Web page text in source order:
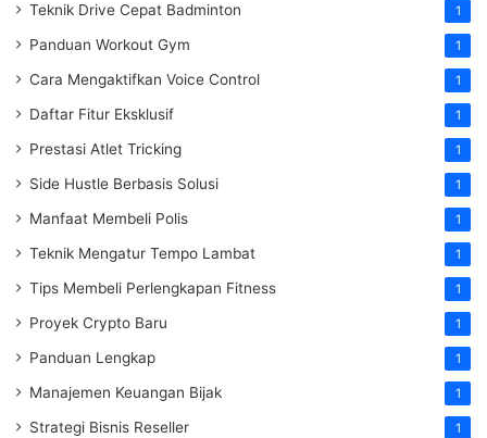
Teknik Drive Cepat Badminton 1
Panduan Workout Gym 1
Cara Mengaktifkan Voice Control 1
Daftar Fitur Eksklusif 1
Prestasi Atlet Tricking 1
Side Hustle Berbasis Solusi 1
Manfaat Membeli Polis 1
Teknik Mengatur Tempo Lambat 1
Tips Membeli Perlengkapan Fitness 1
Proyek Crypto Baru 1
Panduan Lengkap 1
Manajemen Keuangan Bijak 1
Strategi Bisnis Reseller 1